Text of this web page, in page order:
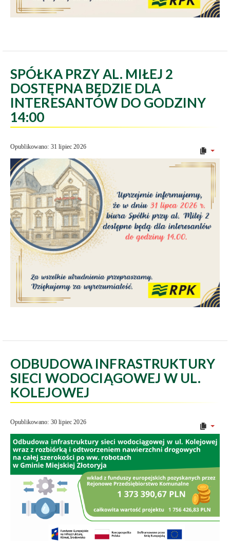
SPÓŁKA PRZY AL. MIŁEJ 2
DOSTĘPNA BĘDZIE DLA
INTERESANTÓW DO GODZINY
14:00
Opublikowano: 31 lipiec 2026
ODBUDOWA INFRASTRUKTURY
SIECI WODOCIĄGOWEJ W UL.
KOLEJOWEJ
Opublikowano: 30 lipiec 2026